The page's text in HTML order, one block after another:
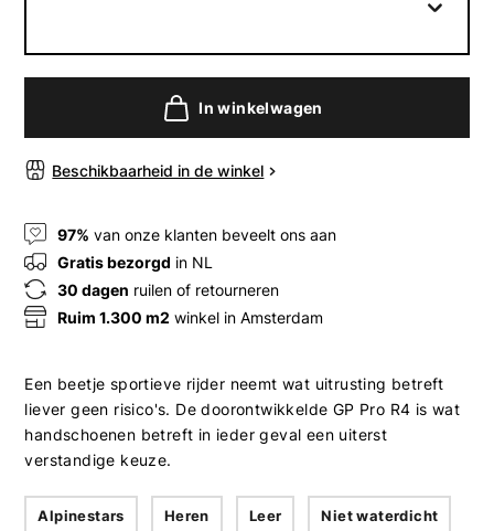
In winkelwagen
Beschikbaarheid in de winkel
97% van onze klanten beveelt ons aan
Gratis bezorgd in NL
30 dagen ruilen of retourneren
Ruim 1.300 m2 winkel in Amsterdam
Een beetje sportieve rijder neemt wat uitrusting betreft
liever geen risico's. De doorontwikkelde GP Pro R4 is wat
handschoenen betreft in ieder geval een uiterst
verstandige keuze.
Alpinestars Heren Leer Niet waterdicht